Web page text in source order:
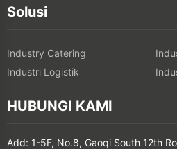
Solusi
Industry Catering
Industri Logistik
HUBUNGI KAMI
Add: 1-5F, No.8, Gaoqi South 12th